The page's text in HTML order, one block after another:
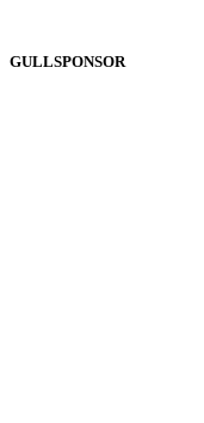
GULLSPONSOR